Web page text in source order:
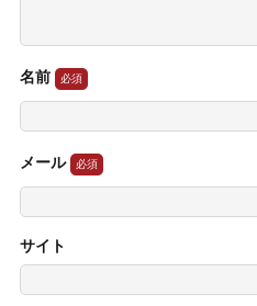
名前
メール
サイト